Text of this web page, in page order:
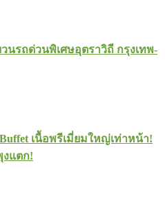
นรถด่วนพิเศษอุตราวิถี กรุงเทพ-
เนื้อพรีเมี่ยมใหญ่เท่าหน้า!
แตก!